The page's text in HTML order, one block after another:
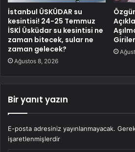
İstanbul ÜSKÜDAR su
kesintisi! 24-25 Temmuz
İSKİ Üsküdar su kesintisi ne
zaman bitecek, sular ne
zaman gelecek?
Ağustos 8, 2026
Bir yanıt yazın
E-posta adresiniz yayınlanmayacak.
işaretlenmişlerdir